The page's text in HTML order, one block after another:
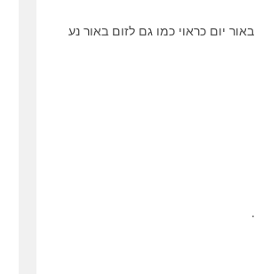
יום כראוי כמו גם לזום באור נע